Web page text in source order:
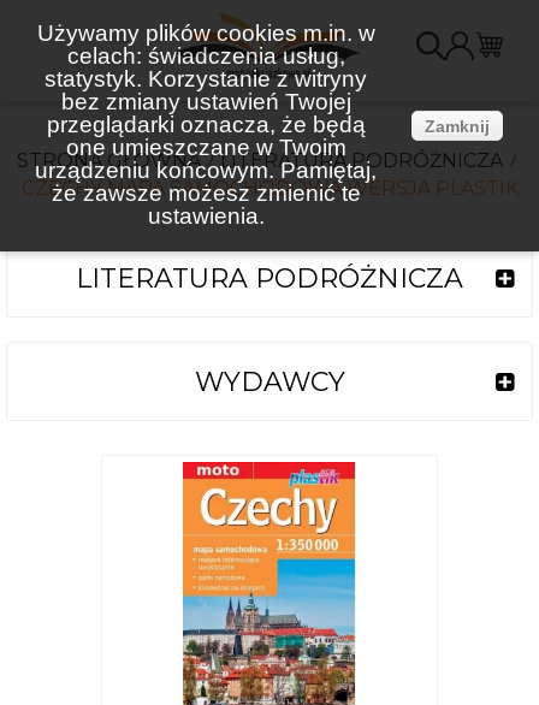
Używamy plików cookies m.in. w
celach: świadczenia usług,
statystyk. Korzystanie z witryny
bez zmiany ustawień Twojej
przeglądarki oznacza, że będą
one umieszczane w Twoim
urządzeniu końcowym. Pamiętaj,
że zawsze możesz zmienić te
ustawienia.
Zamknij
STRONA GŁÓWNA
LITERATURA PODRÓŻNICZA
CZECHY MAPA SAMOCHODOWA WERSJA PLASTIK
LITERATURA PODRÓŻNICZA
WYDAWCY